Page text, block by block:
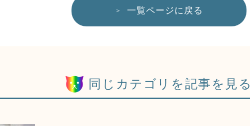
一覧ページに戻る
同じカテゴリを記事を見る